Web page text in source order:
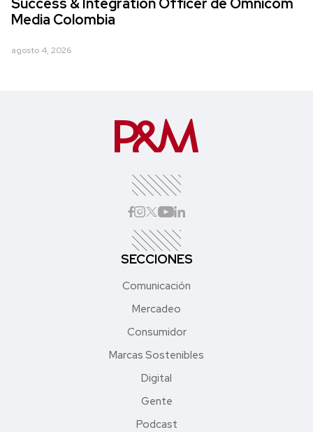
Media Colombia
agosto 4, 2026
SECCIONES
Comunicación
Mercadeo
Consumidor
Marcas Sostenibles
Digital
Gente
Podcast